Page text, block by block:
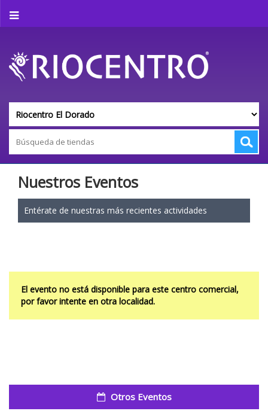
Nuestros Eventos
Entérate de nuestras más recientes actividades
El evento no está disponible para este centro comercial,
por favor intente en otra localidad.
Otros Eventos